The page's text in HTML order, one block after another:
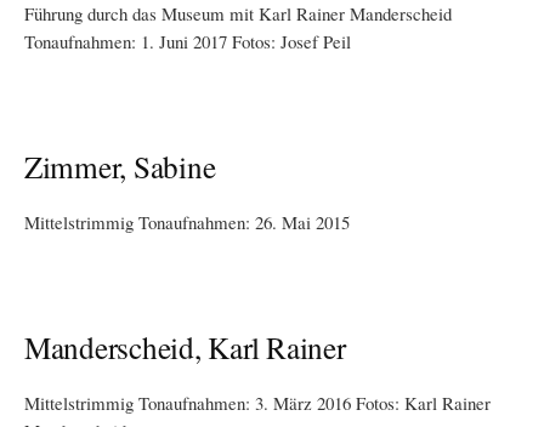
Führung durch das Museum mit Karl Rainer Manderscheid
Tonaufnahmen: 1. Juni 2017 Fotos: Josef Peil
Zimmer, Sabine
Mittelstrimmig Tonaufnahmen: 26. Mai 2015
Manderscheid, Karl Rainer
Mittelstrimmig Tonaufnahmen: 3. März 2016 Fotos: Karl Rainer